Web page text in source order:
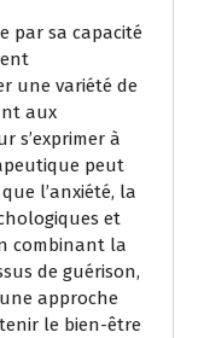
par sa capacité
une variété de
aux
s’exprimer à
peut
l’anxiété, la
et
combinant la
de guérison,
approche
le bien-être